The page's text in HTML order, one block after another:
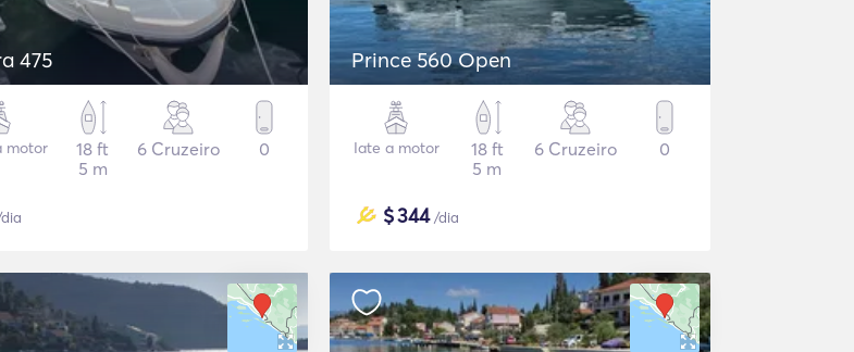
475
motor
18 ft
5 m
6 Cruzeiro 0
Prince 560 Open
Iate a motor
18 ft
5 m
6 Cruzeiro 0
$344/dia